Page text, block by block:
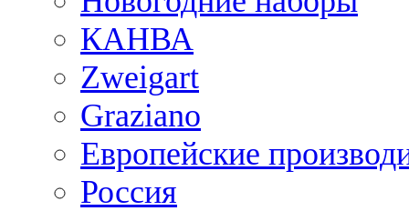
КАНВА
Zweigart
Graziano
Европейские
Россия